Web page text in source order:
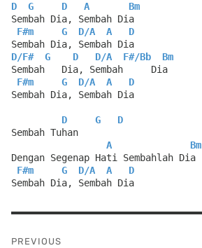
D G D A
Bm
Sembah Dia, Sembah Dia
F#m
G D/A A
D
Sembah Dia, Sembah Dia
D/F# G D D/A F#/Bb
Bm
Sembah   Dia, Sembah     Dia
F#m
G D/A A
D
Sembah Dia, Sembah Dia
D G
D
Sembah Tuhan
A
Bm
Dengan Segenap Hati Sembahlah Dia
F#m
G D/A A
D
Sembah Dia, Sembah Dia
PREVIOUS